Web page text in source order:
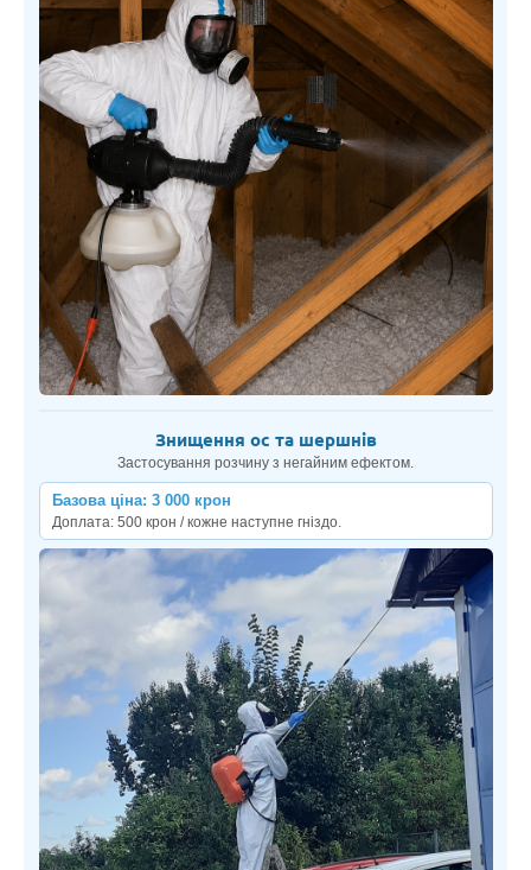
Знищення ос та шершнів
Застосування розчину з негайним ефектом.
Базова ціна: 3 000 крон
Доплата: 500 крон / кожне наступне гніздо.